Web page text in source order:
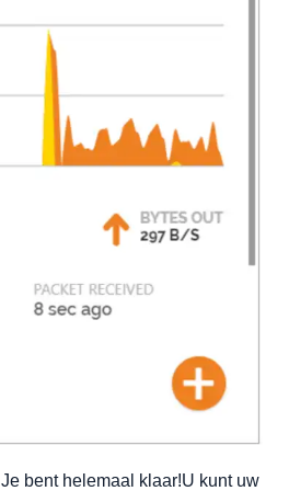
Je bent helemaal klaar!U kunt uw